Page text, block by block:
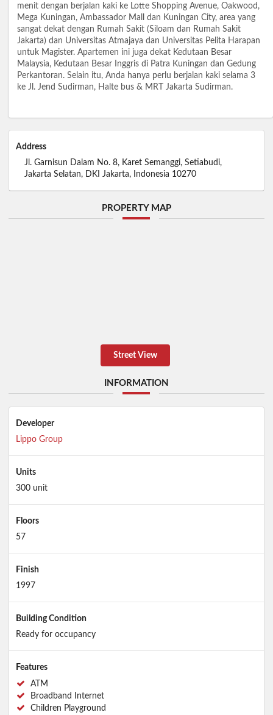
menit dengan berjalan kaki ke Lotte Shopping Avenue, Oakwood,
Mega Kuningan, Ambassador Mall dan Kuningan City, area yang
sangat dekat dengan Rumah Sakit (Siloam dan Rumah Sakit
Jakarta) dan Universitas Atmajaya dan Universitas Pelita Harapan
untuk Magister. Apartemen ini juga dekat Kedutaan Besar
Malaysia, Kedutaan Besar Inggris di Patra Kuningan dan Gedung
Perkantoran. Selain itu, Anda hanya perlu berjalan kaki selama 3
ke Jl. Jend Sudirman, Halte bus & MRT Jakarta Sudirman.
Address
Jl. Garnisun Dalam No. 8, Karet Semanggi, Setiabudi,
Jakarta Selatan, DKI Jakarta, Indonesia 10270
PROPERTY MAP
Street View
INFORMATION
Developer
Lippo Group
Units
300 unit
Floors
57
Finish
1997
Building Condition
Ready for occupancy
Features
ATM
Broadband Internet
Children Playground